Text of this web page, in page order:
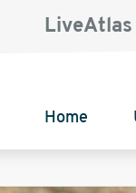
LiveAtlas
Home